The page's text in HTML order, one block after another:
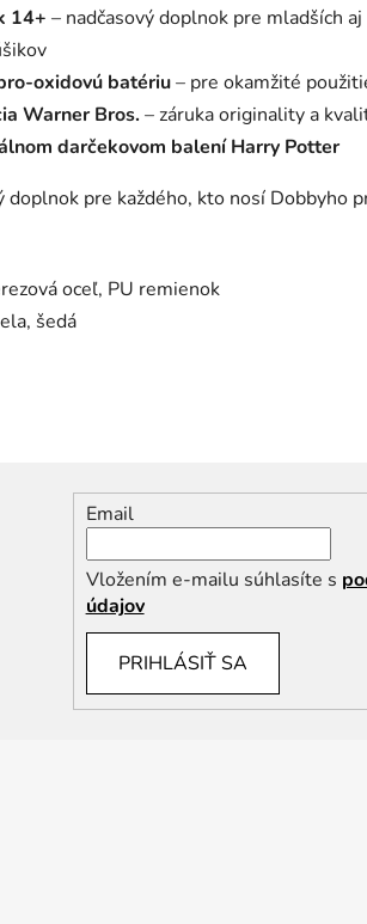
14+ – nadčasový doplnok pre mladších aj
oxidovú batériu– pre okamžité
Warner Bros. – záruka originality a
darčekovom balení Harry Potter
doplnok pre každého, kto nosí Dobbyho
oceľ, PU remienok
šedá
Email
Vložením e-mailu súhlasíte s
údajov
PRIHLÁSIŤ SA